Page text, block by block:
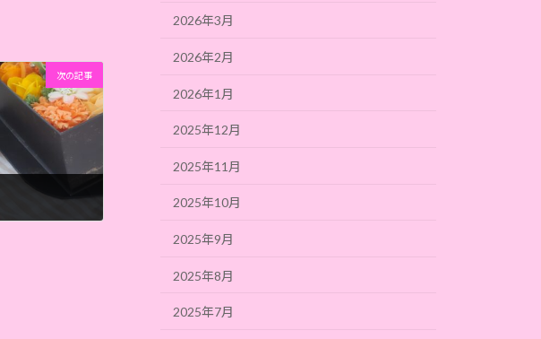
次の記事
2026年3月
2026年2月
2026年1月
2025年12月
2025年11月
2025年10月
2025年9月
2025年8月
2025年7月